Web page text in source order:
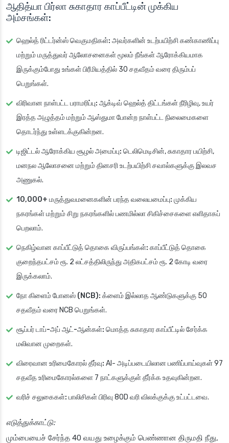
ஆதித்யா பிர்லா சுகாதார காப்பீட்டின் முக்கிய
அம்சங்கள்:
ஹெல்த் ரிட்டர்ன்ஸ் வெகுமதிகள்: அவர்களின் உடற்பயிற்சி கண்காணிப்பு
மற்றும் மருத்துவர் ஆலோசனைகள் மூலம் நீங்கள் ஆரோக்கியமாக
இருக்கும்போது உங்கள் பிரீமியத்தில் 30 சதவீதம் வரை திரும்பப்
பெறுங்கள்.
விரிவான நாள்பட்ட பராமரிப்பு: ஆக்டிவ் ஹெல்த் திட்டங்கள் நீரிழிவு, உயர்
இரத்த அழுத்தம் மற்றும் ஆஸ்துமா போன்ற நாள்பட்ட நிலைமைகளை
தொடர்ந்து உள்ளடக்குகின்றன.
டிஜிட்டல் ஆரோக்கிய சூழல் அமைப்பு: டெலிமெடிசின், சுகாதார பயிற்சி,
மனநல ஆலோசனை மற்றும் தினசரி உடற்பயிற்சி சவால்களுக்கு இலவச
அணுகல்.
10,000+ மருத்துவமனைகளின் பரந்த வலையமைப்பு: முக்கிய
நகரங்கள் மற்றும் சிறு நகரங்களில் பணமில்லா சிகிச்சைகளை எளிதாகப்
பெறலாம்.
நெகிழ்வான காப்பீட்டுத் தொகை விருப்பங்கள்: காப்பீட்டுத் தொகை
குறைந்தபட்சம் ரூ. 2 லட்சத்திலிருந்து அதிகபட்சம் ரூ. 2 கோடி வரை
இருக்கலாம்.
நோ கிளைம் போனஸ் (NCB): க்ளைம் இல்லாத ஆண்டுகளுக்கு 50
சதவீதம் வரை NCB பெறுங்கள்.
சூப்பர் டாப்-அப் ஆட்-ஆன்கள்: மொத்த சுகாதார காப்பீட்டில் சேர்க்க
மலிவான முறைகள்.
விரைவான உரிமைகோரல் தீர்வு: AI- அடிப்படையிலான பணிப்பாய்வுகள் 97
சதவீத உரிமைகோரல்களை 7 நாட்களுக்குள் தீர்க்க உதவுகின்றன.
வரிச் சலுகைகள்: பாலிசிகள் பிரிவு 80D வரி விலக்குக்கு உட்பட்டவை.
எடுத்துக்காட்டு:
மும்பையைச் சேர்ந்த 40 வயது உழைக்கும் பெண்ணான திருமதி நீது,